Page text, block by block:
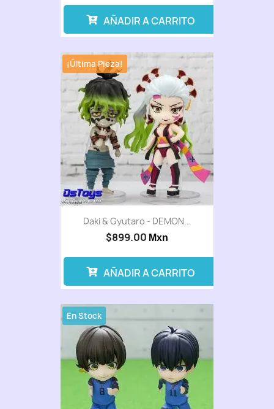
AÑADIR A CARRITO
Daki & Gyutaro - DEMON...
$899.00 Mxn
¡Última Pieza!
AÑADIR A CARRITO
En Stock